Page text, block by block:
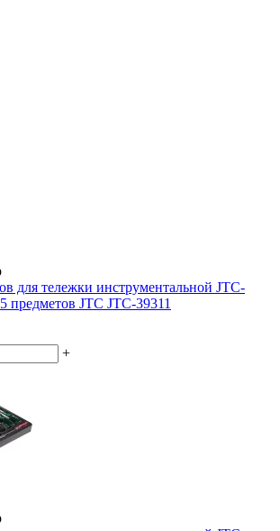
для тележки инструментальной JTC-
предметов JTC JTC-39311
+